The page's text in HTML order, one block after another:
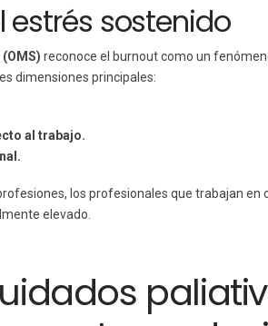
estrés sostenido
reconoce el burnout como un
dimensiones principales:
al trabajo.
los profesionales que trabajan en
elevado.